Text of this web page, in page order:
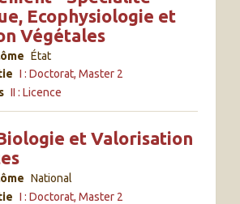
Ecophysiologie et
Végétales
État
I : Doctorat, Master 2
II : Licence
et Valorisation
National
I : Doctorat, Master 2